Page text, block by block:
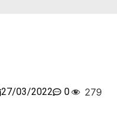
27/03/2022 0 279